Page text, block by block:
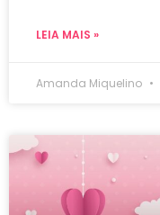
LEIA MAIS »
Amanda Miquelino